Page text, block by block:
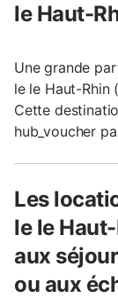
le Haut-
Une grande
le le Haut-Rhin
Cette
hub_voucher
Les
le le
aux
ou aux